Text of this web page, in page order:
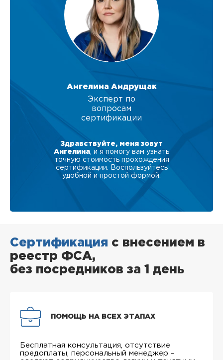
Ангелина Андрущак
Эксперт по
вопросам
сертификации
Здравствуйте, меня зовут
Ангелина , и я помогу вам узнать
точную стоимость прохождения
сертификации. Воспользуйтесь
удобной и простой формой.
Сертификация с внесением в
реестр ФСА,
без посредников за 1 день
ПОМОЩЬ НА ВСЕХ ЭТАПАХ
Бесплатная консультация, отсутствие
предоплаты, персональный менеджер –